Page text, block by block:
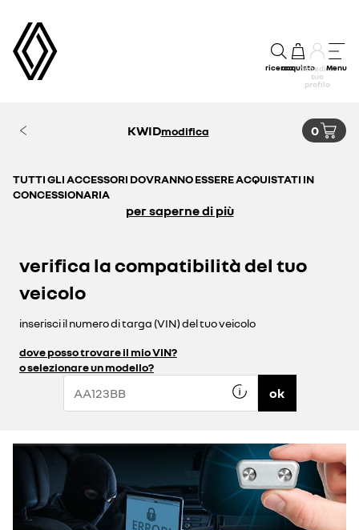
ricercaacquistoaccedi al
tuo
profilo
Menu
KWIDmodifica 0
TUTTI GLI ACCESSORI DOVRANNO ESSERE ACQUISTATI IN
CONCESSIONARIA
per saperne di più
verifica la compatibilità del tuo
veicolo
inserisci il numero di targa (VIN) del tuo veicolo
dove posso trovare il mio VIN?
o selezionare un modello?
ok